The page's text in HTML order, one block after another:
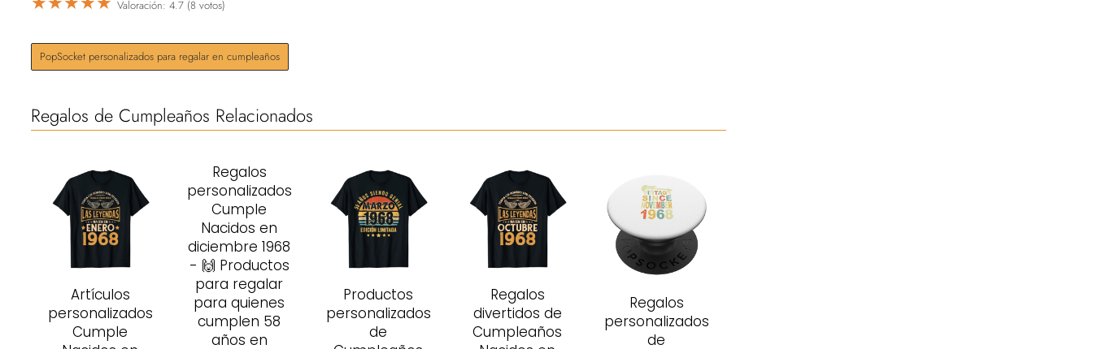
Valoración: 4.7 (8 votos)
PopSocket personalizados para regalar en cumpleaños
Regalos de Cumpleaños Relacionados
Artículos
personalizados
Cumple
Regalos
personalizados
Cumple
Nacidos en
diciembre 1968
- 🙌 Productos
para regalar
para quienes
cumplen 58
años en
Productos
personalizados
de
Regalos
divertidos de
Cumpleaños
Regalos
personalizados
de